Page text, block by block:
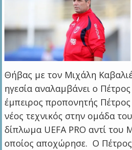
Θήβας με τον Μιχάλη
ηγεσία αναλαμβάνει ο
έμπειρος προπονητής Πέτρος
νέος τεχνικός στην ομάδα
δίπλωμα UEFA PRO αντί του
οποίος αποχώρησε. Ο Πέτρος